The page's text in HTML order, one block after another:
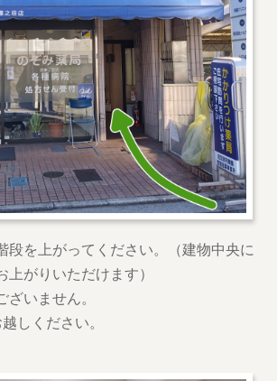
段を上がってください。（建物中央に
上がりいただけます）
ざいません。
しください。